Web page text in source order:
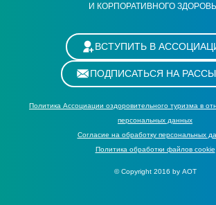
И КОРПОРАТИВНОГО
ВСТУПИТЬ В
ПОДПИСАТЬСЯ НА
Политика Ассоциации оздоровительного туризма в
персональных данных
Cогласие на обработку персональных
Политика обработки файлов cookie
© Copyright 2016 by АОТ